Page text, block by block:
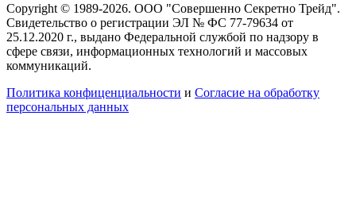
Copyright © 1989-2026. ООО "Совершенно Секретно Трейд".
Свидетельство о регистрации ЭЛ № ФС 77-79634 от
25.12.2020 г., выдано Федеральной службой по надзору в
сфере связи, информационных технологий и массовых
коммуникаций.
Политика конфиценциальности и Согласие на обработку
персональных данных